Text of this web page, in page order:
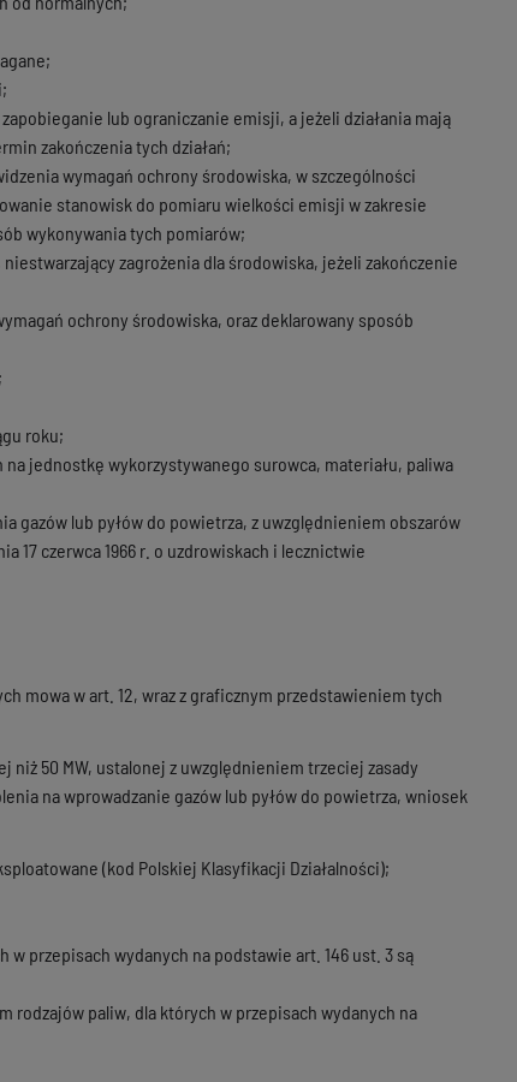
lub ograniczanie emisji, a jeżeli działania mają
zakończenia tych działań;
wymagań ochrony środowiska, w szczególności
stanowisk do pomiaru wielkości emisji w zakresie
wykonywania tych pomiarów;
zagrożenia dla środowiska, jeżeli zakończenie
ochrony środowiska, oraz deklarowany sposób
roku;
jednostkę wykorzystywanego surowca, materiału, paliwa
lub pyłów do powietrza, z uwzględnieniem obszarów
17 czerwca 1966 r. o uzdrowiskach i lecznictwie
mowa w art. 12, wraz z graficznym przedstawieniem tych
niż 50 MW, ustalonej z uwzględnieniem trzeciej zasady
na wprowadzanie gazów lub pyłów do powietrza, wniosek
(kod Polskiej Klasyfikacji Działalności);
w przepisach wydanych na podstawie art. 146 ust. 3 są
rodzajów paliw, dla których w przepisach wydanych na